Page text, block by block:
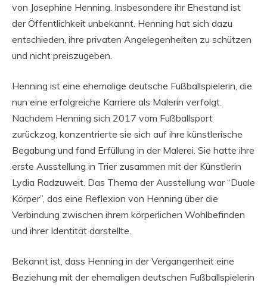
von Josephine Henning. Insbesondere ihr Ehestand ist
der Öffentlichkeit unbekannt. Henning hat sich dazu
entschieden, ihre privaten Angelegenheiten zu schützen
und nicht preiszugeben.
Henning ist eine ehemalige deutsche Fußballspielerin, die
nun eine erfolgreiche Karriere als Malerin verfolgt.
Nachdem Henning sich 2017 vom Fußballsport
zurückzog, konzentrierte sie sich auf ihre künstlerische
Begabung und fand Erfüllung in der Malerei. Sie hatte ihre
erste Ausstellung in Trier zusammen mit der Künstlerin
Lydia Radzuweit. Das Thema der Ausstellung war “Duale
Körper”, das eine Reflexion von Henning über die
Verbindung zwischen ihrem körperlichen Wohlbefinden
und ihrer Identität darstellte.
Bekannt ist, dass Henning in der Vergangenheit eine
Beziehung mit der ehemaligen deutschen Fußballspielerin